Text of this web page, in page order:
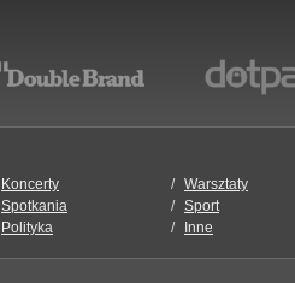
Koncerty
Warsztaty
Spotkania
Sport
Polityka Inne